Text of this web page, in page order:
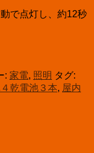
で点灯し、約12秒
: 家電, 照明 タグ:
乾電池３本, 屋内